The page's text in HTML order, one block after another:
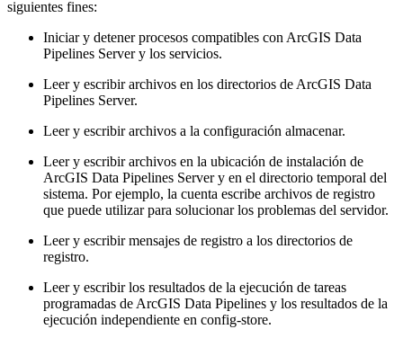
siguientes fines:
Iniciar y detener procesos compatibles con ArcGIS Data
Pipelines Server y los servicios.
Leer y escribir archivos en los directorios de ArcGIS Data
Pipelines Server.
Leer y escribir archivos a la configuración almacenar.
Leer y escribir archivos en la ubicación de instalación de
ArcGIS Data Pipelines Server y en el directorio temporal del
sistema. Por ejemplo, la cuenta escribe archivos de registro
que puede utilizar para solucionar los problemas del servidor.
Leer y escribir mensajes de registro a los directorios de
registro.
Leer y escribir los resultados de la ejecución de tareas
programadas de ArcGIS Data Pipelines y los resultados de la
ejecución independiente en config-store.